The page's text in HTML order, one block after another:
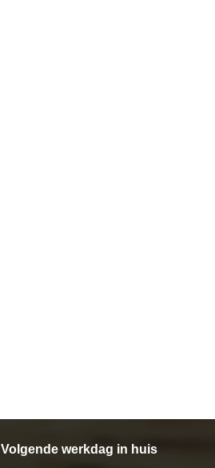
Volgende werkdag in huis